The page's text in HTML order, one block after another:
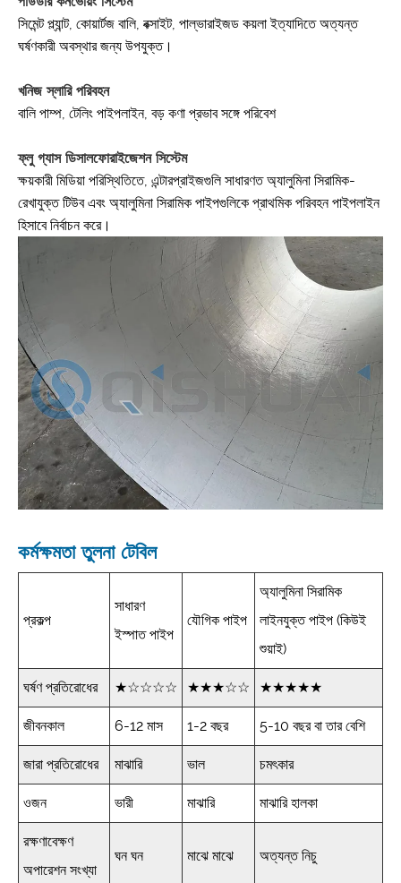
সিমেন্ট প্ল্যান্ট, কোয়ার্টজ বালি, বক্সাইট, পাল্ভারাইজড কয়লা ইত্যাদিতে অত্যন্ত
ঘর্ষণকারী অবস্থার জন্য উপযুক্ত।
খনিজ স্লারি পরিবহন
বালি পাম্প, টেলিং পাইপলাইন, বড় কণা প্রভাব সঙ্গে পরিবেশ
ফ্লু গ্যাস ডিসালফোরাইজেশন সিস্টেম
ক্ষয়কারী মিডিয়া পরিস্থিতিতে, এন্টারপ্রাইজগুলি সাধারণত অ্যালুমিনা সিরামিক-
রেখাযুক্ত টিউব এবং অ্যালুমিনা সিরামিক পাইপগুলিকে প্রাথমিক পরিবহন পাইপলাইন
হিসাবে নির্বাচন করে।
কর্মক্ষমতা তুলনা টেবিল
প্রকল্প
সাধারণ
ইস্পাত পাইপ
যৌগিক পাইপ
অ্যালুমিনা সিরামিক
লাইনযুক্ত পাইপ (কিউই
শুয়াই)
ঘর্ষণ প্রতিরোধের ★☆☆☆☆ ★★★☆☆ ★★★★★
জীবনকাল 6-12 মাস 1-2 বছর 5-10 বছর বা তার বেশি
জারা প্রতিরোধের মাঝারি ভাল চমৎকার
ওজন ভারী মাঝারি মাঝারি হালকা
রক্ষণাবেক্ষণ
অপারেশন সংখ্যা
ঘন ঘন মাঝে মাঝে অত্যন্ত নিচু